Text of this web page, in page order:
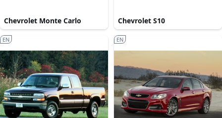
Chevrolet Monte Carlo Chevrolet S10
EN EN